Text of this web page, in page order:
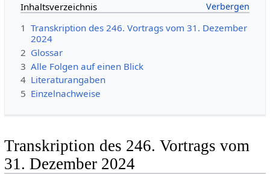
Inhaltsverzeichnis
1 Transkription des 246. Vortrags vom 31. Dezember
2024
2 Glossar
3 Alle Folgen auf einen Blick
4 Literaturangaben
5 Einzelnachweise
Transkription des 246. Vortrags vom
31. Dezember 2024